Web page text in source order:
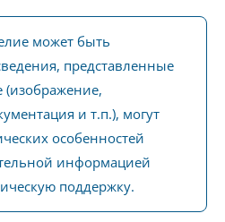
может быть
представленные
(изображение,
и т.п.), могут
особенностей
информацией
поддержку.